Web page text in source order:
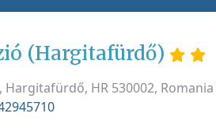
(Hargitafürdő)
HR 530002, Romania